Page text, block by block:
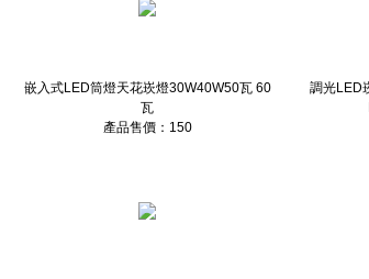
嵌入式LED筒燈天花崁燈30W40W50瓦 60
瓦
產品售價：150
調光LED